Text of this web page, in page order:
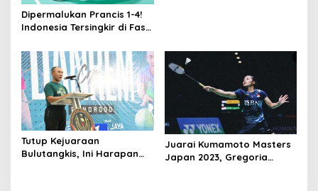
Dipermalukan Prancis 1-4!
Indonesia Tersingkir di Fase
Rekor Buruk Sepanjang
Sejarah
Tutup Kejuaraan
Bulutangkis, Ini Harapan
Juarai Kumamoto Masters
Japan 2023, Gregoria